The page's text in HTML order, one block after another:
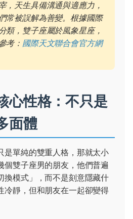
，天生具備溝通與適應力，
常被誤解為善變。根據國際
類，雙子座屬於風象星座，
考： 國際天文聯合會官方網
心性格：不只是
面體
是單純的雙重人格，那就太小
個雙子座男的朋友，他們普遍
換模式」，而不是刻意隱藏什
冷靜，但和朋友在一起卻變得